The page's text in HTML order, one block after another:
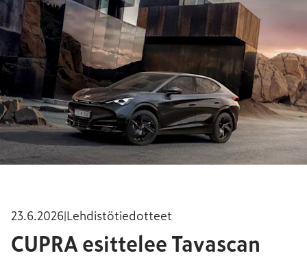
23.6.2026 Lehdistötiedotteet
CUPRA esittelee Tavascan